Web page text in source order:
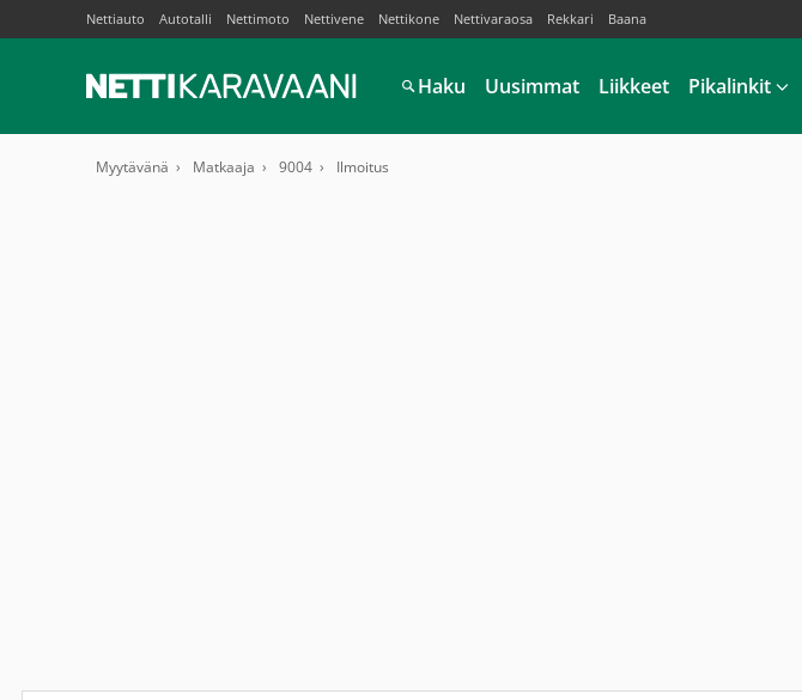
Nettiauto Autotalli Nettimoto Nettivene Nettikone Nettivaraosa Rekkari Baana
Haku Uusimmat Liikkeet Pikalinkit
Myytävänä Matkaaja 9004 Ilmoitus